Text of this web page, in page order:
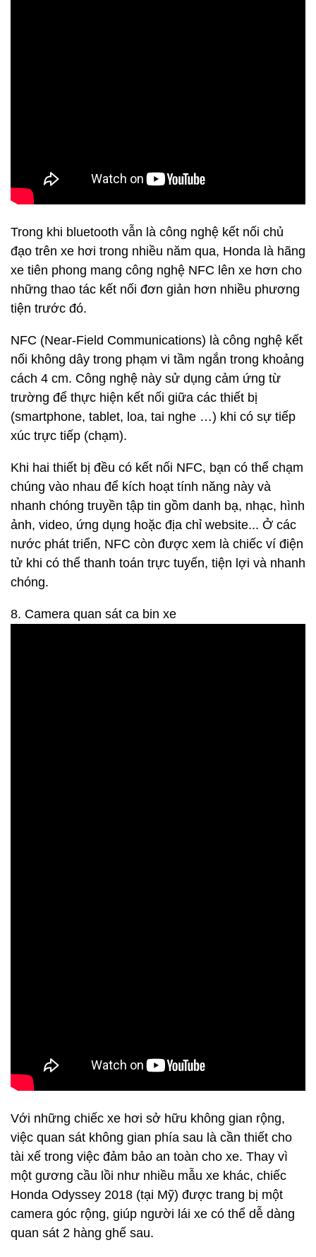
Trong khi bluetooth vẫn là công nghệ kết nối chủ
đạo trên xe hơi trong nhiều năm qua, Honda là hãng
xe tiên phong mang công nghệ NFC lên xe hơn cho
những thao tác kết nối đơn giản hơn nhiều phương
tiện trước đó.
NFC (Near-Field Communications) là công nghệ kết
nối không dây trong phạm vi tầm ngắn trong khoảng
cách 4 cm. Công nghệ này sử dụng cảm ứng từ
trường để thực hiện kết nối giữa các thiết bị
(smartphone, tablet, loa, tai nghe …) khi có sự tiếp
xúc trực tiếp (chạm).
Khi hai thiết bị đều có kết nối NFC, bạn có thể chạm
chúng vào nhau để kích hoạt tính năng này và
nhanh chóng truyền tập tin gồm danh bạ, nhạc, hình
ảnh, video, ứng dụng hoặc địa chỉ website... Ở các
nước phát triển, NFC còn được xem là chiếc ví điện
tử khi có thể thanh toán trực tuyến, tiện lợi và nhanh
chóng.
8. Camera quan sát ca bin xe
Với những chiếc xe hơi sở hữu không gian rộng,
việc quan sát không gian phía sau là cần thiết cho
tài xế trong việc đảm bảo an toàn cho xe. Thay vì
một gương cầu lồi như nhiều mẫu xe khác, chiếc
Honda Odyssey 2018 (tại Mỹ) được trang bị một
camera góc rộng, giúp người lái xe có thể dễ dàng
quan sát 2 hàng ghế sau.